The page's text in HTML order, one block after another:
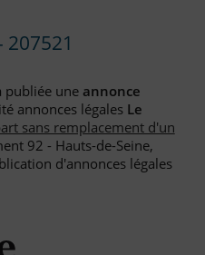
Légales
d'Annonces Légales
207521
publiée une annonce
annonces légales Le
sans remplacement d'un
92 - Hauts-de-Seine,
d'annonces légales